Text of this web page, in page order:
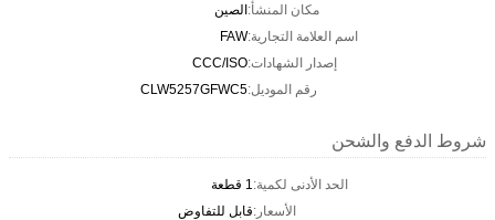
مكان المنشأ:الصين
اسم العلامة التجارية:FAW
إصدار الشهادات:CCC/ISO
رقم الموديل:CLW5257GFWC5
شروط الدفع والشحن
الحد الأدنى لكمية:1 قطعة
الأسعار:قابل للتفاوض